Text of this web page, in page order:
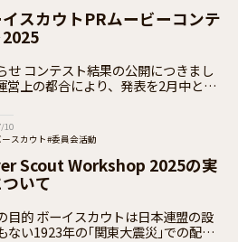
#加盟員向け
スカウトPRムービーコンテ
開につきまし
営上の都合により、発表を2月中とさ
ンテスト
10
スカウト#委員会活動
盟事業（通年・季節事業）
盟事業（イベント事業）#加盟員向け
Scout Workshop 2025の実
いて
ウトは日本連盟の設
ない1923年の｢関東大震災｣での配給